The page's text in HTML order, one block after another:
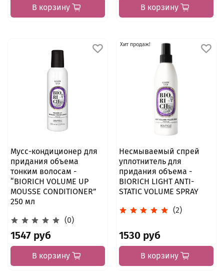
В корзину В корзину
Мусс-кондиционер для
придания объема
тонким волосам -
“BIORICH VOLUME UP
MOUSSE CONDITIONER”
250 мл
(0)
1547 руб
В корзину
Хит продаж!
Несмываемый спрей
уплотнитель для
придания объема -
BIORICH LIGHT ANTI-
STATIC VOLUME SPRAY
(2)
1530 руб
В корзину